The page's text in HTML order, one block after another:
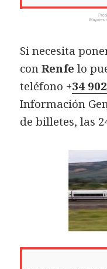
Si necesita
conRenfelo
teléfono +34
Información
de billetes, las